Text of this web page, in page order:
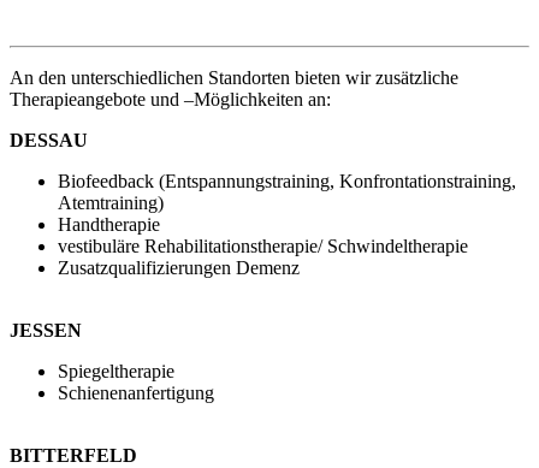
An den unterschiedlichen Standorten bieten wir zusätzliche
Therapieangebote und –Möglichkeiten an:
DESSAU
Biofeedback (Entspannungstraining, Konfrontationstraining,
Atemtraining)
Handtherapie
vestibuläre Rehabilitationstherapie/ Schwindeltherapie
Zusatzqualifizierungen Demenz
JESSEN
Spiegeltherapie
Schienenanfertigung
BITTERFELD